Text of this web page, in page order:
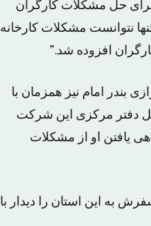
حل مشکلات کارگران
نتوانست مشکلات کارخانه
افزوده شد.”
بندر امام نیز همزمان با
دفتر مرکزی این شرکت
یافتن او از مشکلات
به این استان را دیدار با